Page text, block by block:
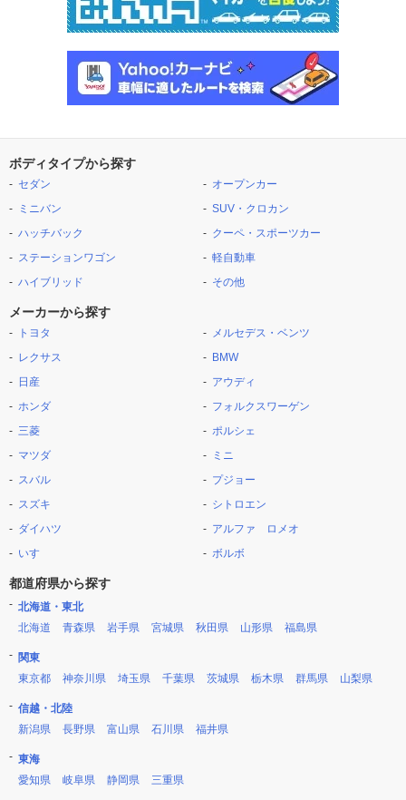
ボディタイプから探す
セダン
ミニバン
ハッチバック
ステーションワゴン
ハイブリッド
オープンカー
SUV・クロカン
クーペ・スポーツカー
軽自動車
その他
メーカーから探す
トヨタ
レクサス
日産
ホンダ
三菱
マツダ
スバル
スズキ
ダイハツ
いすゞ
メルセデス・ベンツ
BMW
アウディ
フォルクスワーゲン
ポルシェ
ミニ
プジョー
シトロエン
アルファ ロメオ
ボルボ
都道府県から探す
北海道・東北
北海道
青森県 岩手県 宮城県 秋田県 山形県 福島県
関東
東京都
神奈川県 埼玉県 千葉県 茨城県 栃木県 群馬県 山梨県
信越・北陸
新潟県
長野県 富山県 石川県 福井県
東海
愛知県
岐阜県 静岡県 三重県